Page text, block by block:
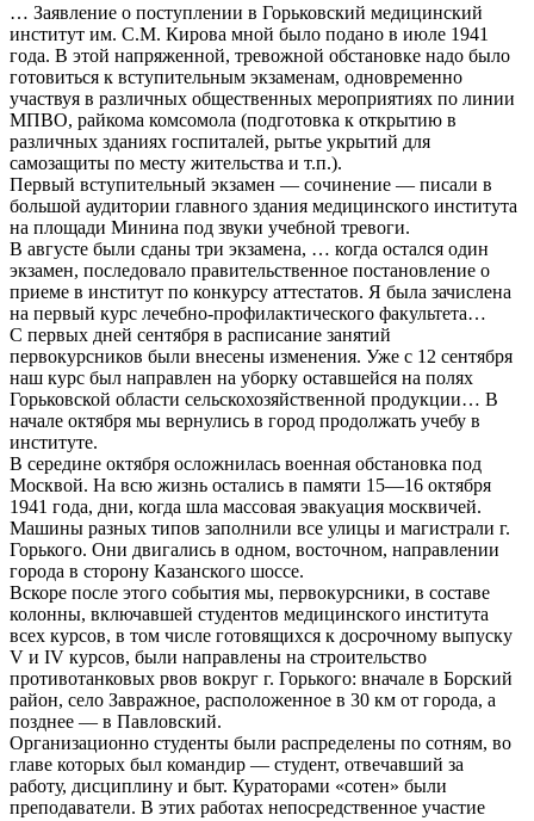
… Заявление о поступлении в Горьковский медицинский
институт им. С.М. Кирова мной было подано в июле 1941
года. В этой напряженной, тревожной обстановке надо было
готовиться к вступительным экзаменам, одновременно
участвуя в различных общественных мероприятиях по линии
МПВО, райкома комсомола (подготовка к открытию в
различных зданиях госпиталей, рытье укрытий для
самозащиты по месту жительства и т.п.).
Первый вступительный экзамен — сочинение — писали в
большой аудитории главного здания медицинского института
на площади Минина под звуки учебной тревоги.
В августе были сданы три экзамена, … когда остался один
экзамен, последовало правительственное постановление о
приеме в институт по конкурсу аттестатов. Я была зачислена
на первый курс лечебно-профилактического факультета…
С первых дней сентября в расписание занятий
первокурсников были внесены изменения. Уже с 12 сентября
наш курс был направлен на уборку оставшейся на полях
Горьковской области сельскохозяйственной продукции… В
начале октября мы вернулись в город продолжать учебу в
институте.
В середине октября осложнилась военная обстановка под
Москвой. На всю жизнь остались в памяти 15—16 октября
1941 года, дни, когда шла массовая эвакуация москвичей.
Машины разных типов заполнили все улицы и магистрали г.
Горького. Они двигались в одном, восточном, направлении
города в сторону Казанского шоссе.
Вскоре после этого события мы, первокурсники, в составе
колонны, включавшей студентов медицинского института
всех курсов, в том числе готовящихся к досрочному выпуску
V и IV курсов, были направлены на строительство
противотанковых рвов вокруг г. Горького: вначале в Борский
район, село Завражное, расположенное в 30 км от города, а
позднее — в Павловский.
Организационно студенты были распределены по сотням, во
главе которых был командир — студент, отвечавший за
работу, дисциплину и быт. Кураторами «сотен» были
преподаватели. В этих работах непосредственное участие